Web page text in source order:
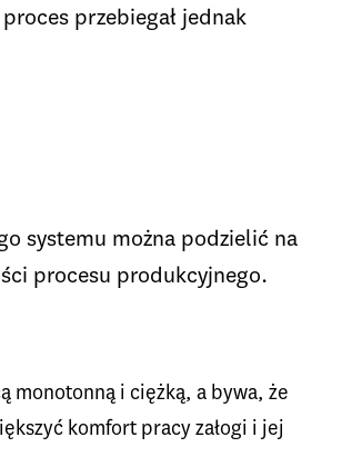
przebiegał jednak
systemu można podzielić na
procesu produkcyjnego.
monotonną i ciężką, a bywa, że
komfort pracy załogi i jej